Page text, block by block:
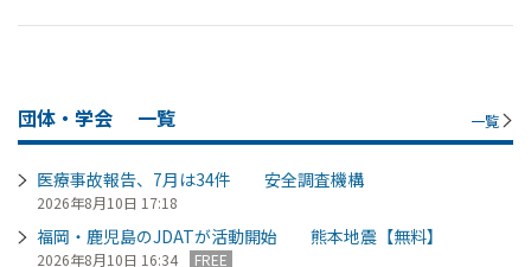
団体・学会 一覧 一覧
医療事故報告、7月は34件 安全調査機構
2026年8月10日 17:18
福岡・鹿児島のJDATが活動開始 熊本地震【無料】
2026年8月10日 16:34 FREE